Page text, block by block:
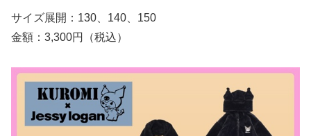
サイズ展開：130、140、150
金額：3,300円（税込）